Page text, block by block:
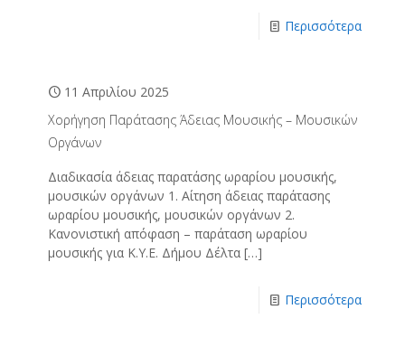
Περισσότερα
11 Απριλίου 2025
Χορήγηση Παράτασης Άδειας Μουσικής – Μουσικών
Οργάνων
Διαδικασία άδειας παρατάσης ωραρίου μουσικής,
μουσικών οργάνων 1. Αίτηση άδειας παράτασης
ωραρίου μουσικής, μουσικών οργάνων 2.
Κανονιστική απόφαση – παράταση ωραρίου
μουσικής για Κ.Υ.Ε. Δήμου Δέλτα […]
Περισσότερα